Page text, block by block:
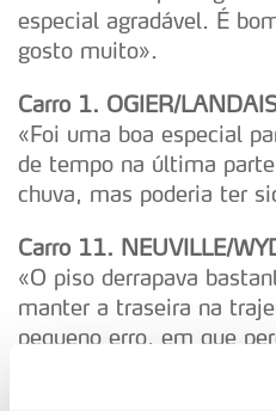
especial agradável. É
gosto muito».
Carro 1. OGIER/
«Foi uma boa especial
de tempo na última
chuva, mas poderia ter
Carro 11. NEUVILLE/
«O piso derrapava
manter a traseira na
pequeno erro, em que
Apanhámos alguma